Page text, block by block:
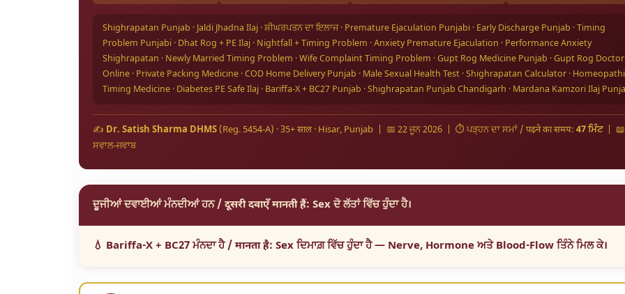
Shighrapatan Punjab · Jaldi Jhadna Ilaj · ਸ਼ੀਘਰਪਤਨ ਦਾ ਇਲਾਜ · Premature Ejaculation Punjabi · Early Discharge Punjab · Timing
Problem Punjabi · Dhat Rog + PE Ilaj · Nightfall + Timing Problem · Anxiety Premature Ejaculation · Performance Anxiety
Shighrapatan · Newly Married Timing Problem · Wife Complaint Timing Problem · Gupt Rog Medicine Punjab · Gupt Rog Doctor
Online · Private Packing Medicine · COD Home Delivery Punjab · Male Sexual Health Test · Shighrapatan Calculator ·
Timing Medicine · Diabetes PE Safe Ilaj · Bariffa-X + BC27 Punjab · Shighrapatan Punjab Chandigarh · Mardana Kamzori Ilaj
✍️ Dr. Satish Sharma DHMS (Reg. 5454-A) · 35+ साल · Hisar, Punjab | 📅 22 ਜੂਨ 2026 | ⏱️ ਪੜ੍ਹਨ ਦਾ ਸਮਾਂ / पढ़ने का समय: 47 ਮਿੰਟ| 📖
ਸਵਾਲ-ਜਵਾਬ
ਦੂਜੀਆਂ ਦਵਾਈਆਂ ਮੰਨਦੀਆਂ ਹਨ / दूसरी दवाएँ मानती हैं: Sex ਦੋ ਲੱਤਾਂ ਵਿੱਚ ਹੁੰਦਾ ਹੈ।
💧 Bariffa-X + BC27 ਮੰਨਦਾ ਹੈ / मानता है: Sex ਦਿਮਾਗ਼ ਵਿੱਚ ਹੁੰਦਾ ਹੈ — Nerve, Hormone ਅਤੇ Blood-Flow ਤਿੰਨੇ ਮਿਲ ਕੇ।